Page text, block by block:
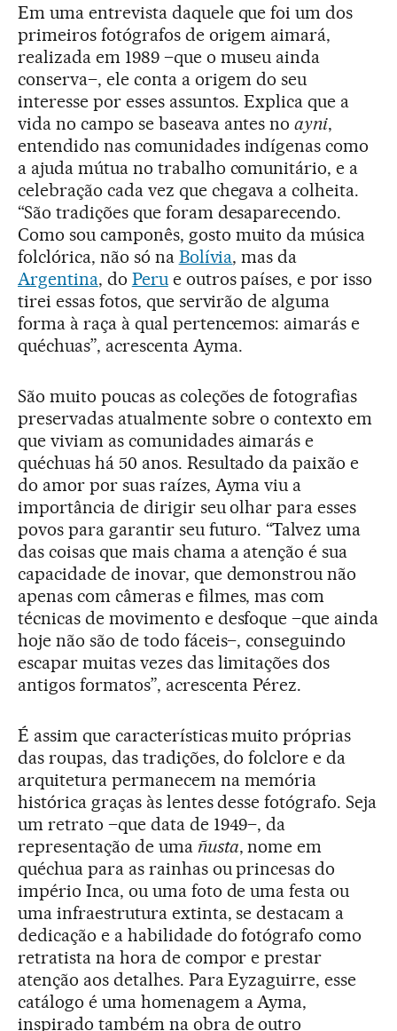
Em uma entrevista daquele que foi um dos
primeiros fotógrafos de origem aimará,
realizada em 1989 –que o museu ainda
conserva–, ele conta a origem do seu
interesse por esses assuntos. Explica que a
vida no campo se baseava antes noayni,
entendido nas comunidades indígenas como
a ajuda mútua no trabalho comunitário, e a
celebração cada vez que chegava a colheita.
“São tradições que foram desaparecendo.
Como sou camponês, gosto muito da música
folclórica, não só na Bolívia, mas da
Argentina, do Peru e outros países, e por isso
tirei essas fotos, que servirão de alguma
forma à raça à qual pertencemos: aimarás e
quéchuas”, acrescenta Ayma.
São muito poucas as coleções de fotografias
preservadas atualmente sobre o contexto em
que viviam as comunidades aimarás e
quéchuas há 50 anos. Resultado da paixão e
do amor por suas raízes, Ayma viu a
importância de dirigir seu olhar para esses
povos para garantir seu futuro. “Talvez uma
das coisas que mais chama a atenção é sua
capacidade de inovar, que demonstrou não
apenas com câmeras e filmes, mas com
técnicas de movimento e desfoque –que ainda
hoje não são de todo fáceis–, conseguindo
escapar muitas vezes das limitações dos
antigos formatos”, acrescenta Pérez.
É assim que características muito próprias
das roupas, das tradições, do folclore e da
arquitetura permanecem na memória
histórica graças às lentes desse fotógrafo. Seja
um retrato –que data de 1949–, da
representação de uma ñusta, nome em
quéchua para as rainhas ou princesas do
império Inca, ou uma foto de uma festa ou
uma infraestrutura extinta, se destacam a
dedicação e a habilidade do fotógrafo como
retratista na hora de compor e prestar
atenção aos detalhes. Para Eyzaguirre, esse
catálogo é uma homenagem a Ayma,
inspirado também na obra de outro